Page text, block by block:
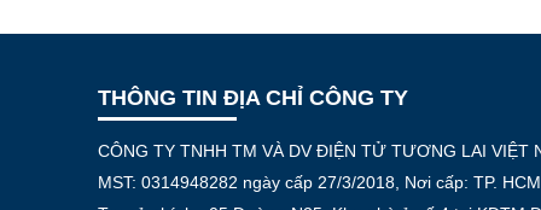
THÔNG TIN ĐỊA CHỈ CÔNG TY
CÔNG TY TNHH TM VÀ DV ĐIỆN TỬ TƯƠNG LAI VIỆT
MST: 0314948282 ngày cấp 27/3/2018, Nơi cấp: TP. HCM